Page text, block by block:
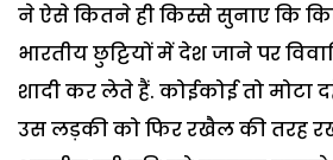
ने ऐसे कितने ही किस्से सुनाए कि किस
भारतीय छुट्टियों में देश जाने पर
शादी कर लेते हैं. कोईकोई तो मोटा
उस लड़की को फिर रखैल की तरह रख